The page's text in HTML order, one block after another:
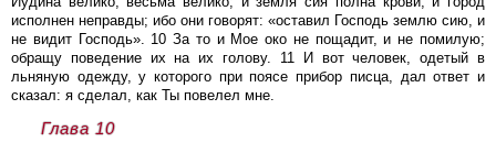
исполнен неправды; ибо они говорят: «оставил Господь землю сию, и
не видит Господь». 10 За то и Мое око не пощадит, и не помилую;
обращу поведение их на их голову. 11 И вот человек, одетый в
льняную одежду, у которого при поясе прибор писца, дал ответ и
сказал: я сделал, как Ты повелел мне.
Глава 10